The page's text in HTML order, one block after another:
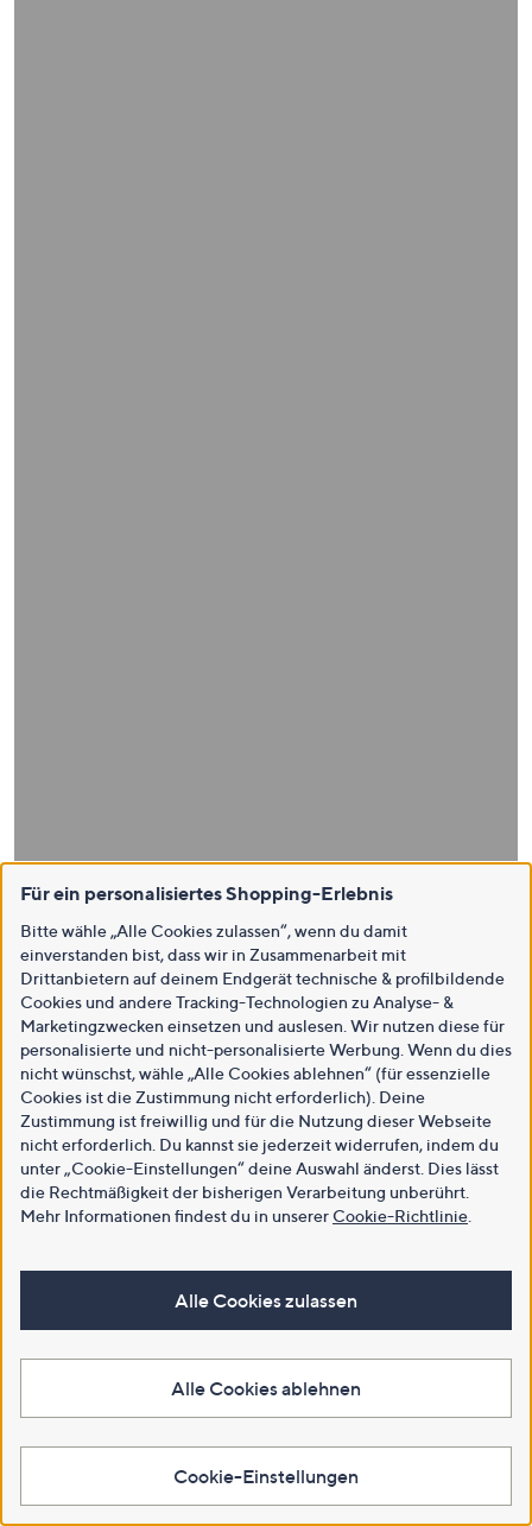
Für ein personalisiertes Shopping-Erlebnis
Bitte wähle „Alle Cookies zulassen“, wenn du damit
einverstanden bist, dass wir in Zusammenarbeit mit
Drittanbietern auf deinem Endgerät technische & profilbildende
Cookies und andere Tracking-Technologien zu Analyse- &
Marketingzwecken einsetzen und auslesen. Wir nutzen diese für
personalisierte und nicht-personalisierte Werbung. Wenn du dies
nicht wünschst, wähle „Alle Cookies ablehnen“ (für essenzielle
Cookies ist die Zustimmung nicht erforderlich). Deine
Zustimmung ist freiwillig und für die Nutzung dieser Webseite
nicht erforderlich. Du kannst sie jederzeit widerrufen, indem du
unter „Cookie-Einstellungen“ deine Auswahl änderst. Dies lässt
die Rechtmäßigkeit der bisherigen Verarbeitung unberührt.
Mehr Informationen findest du in unsererCookie-Richtlinie
Alle Cookies zulassen
Alle Cookies ablehnen
Cookie-Einstellungen